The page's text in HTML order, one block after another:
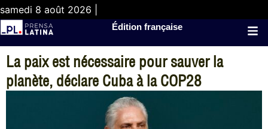
samedi 8 août 2026 |
Édition française
La paix est nécessaire pour sauver la
planète, déclare Cuba à la COP28